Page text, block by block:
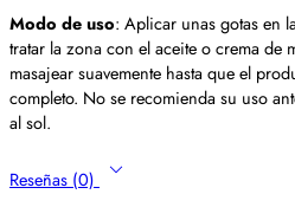
Modo de uso: Aplicar unas gotas en
tratar la zona con el aceite o crema de
masajear suavemente hasta que el
completo. No se recomienda su uso
al sol.
Reseñas (0)